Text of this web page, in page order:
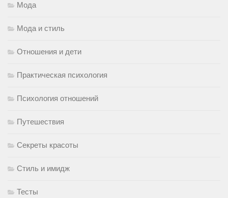
Мода
Мода и стиль
Отношения и дети
Практическая психология
Психология отношений
Путешествия
Секреты красоты
Стиль и имидж
Тесты